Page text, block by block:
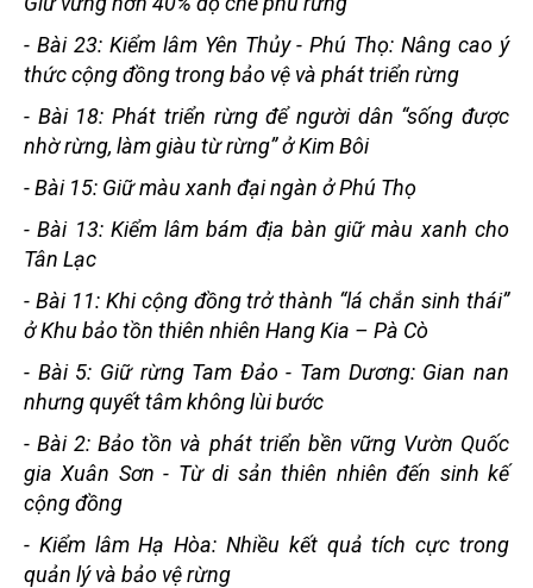
- Bài 23: Kiểm lâm Yên Thủy - Phú Thọ: Nâng cao ý
thức cộng đồng trong bảo vệ và phát triển rừng
- Bài 18: Phát triển rừng để người dân “sống được
nhờ rừng, làm giàu từ rừng” ở Kim Bôi
-Bài 15: Giữ màu xanh đại ngàn ở Phú Thọ
-Bài 13: Kiểm lâm bám địa bàn giữ màu xanh cho
Tân Lạc
- Bài 11: Khi cộng đồng trở thành “lá chắn sinh thái”
ở Khu bảo tồn thiên nhiên Hang Kia – Pà Cò
- Bài 5: Giữ rừng Tam Đảo - Tam Dương: Gian nan
nhưng quyết tâm không lùi bước
-Bài 2: Bảo tồn và phát triển bền vững Vườn Quốc
gia Xuân Sơn - Từ di sản thiên nhiên đến sinh kế
cộng đồng
- Kiểm lâm Hạ Hòa: Nhiều kết quả tích cực trong
quản lý và bảo vệ rừng